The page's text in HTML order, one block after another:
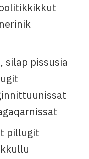
silap pissusia
pillugit